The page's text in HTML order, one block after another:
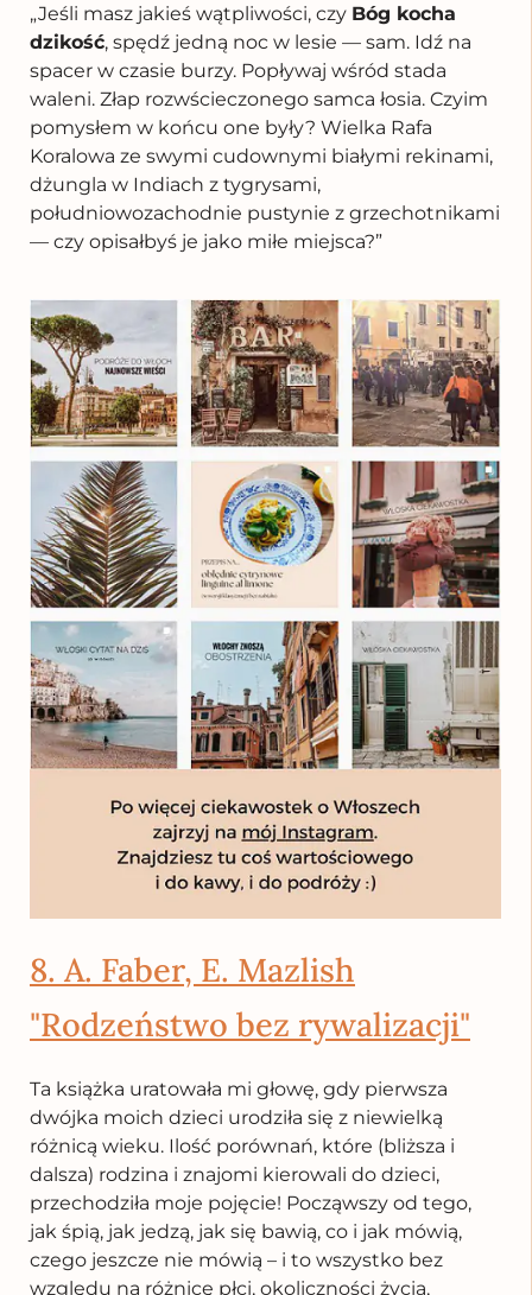
„Jeśli masz jakieś wątpliwości, czy Bóg kocha
dzikość, spędź jedną noc w lesie — sam. Idź na
spacer w czasie burzy. Popływaj wśród stada
waleni. Złap rozwścieczonego samca łosia. Czyim
pomysłem w końcu one były? Wielka Rafa
Koralowa ze swymi cudownymi białymi rekinami,
dżungla w Indiach z tygrysami,
południowozachodnie pustynie z grzechotnikami
— czy opisałbyś je jako miłe miejsca?”
8. A. Faber, E. Mazlish
"Rodzeństwo bez rywalizacji"
Ta książka uratowała mi głowę, gdy pierwsza
dwójka moich dzieci urodziła się z niewielką
różnicą wieku. Ilość porównań, które (bliższa i
dalsza) rodzina i znajomi kierowali do dzieci,
przechodziła moje pojęcie! Począwszy od tego,
jak śpią, jak jedzą, jak się bawią, co i jak mówią,
czego jeszcze nie mówią – i to wszystko bez
względu na różnicę płci, okoliczności życia,